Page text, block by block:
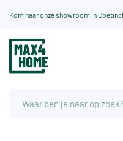
Kom naar onze showroom in